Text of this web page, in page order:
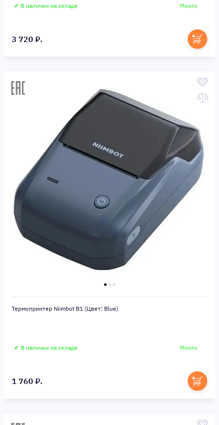
✔ В наличии на складе Много
3 720 ₽.
Термопринтер Niimbot B1 (Цвет: Blue)
✔ В наличии на складе Много
1 760 ₽.